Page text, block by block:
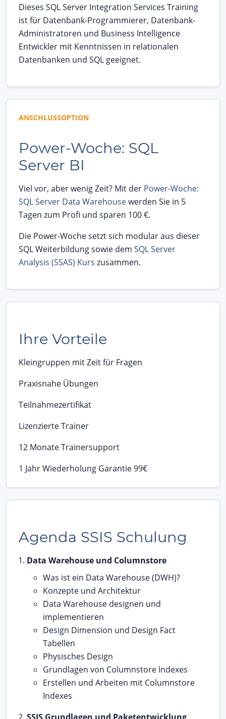
Dieses SQL Server Integration Services Training
ist für Datenbank-Programmierer, Datenbank-
Administratoren und Business Intelligence
Entwickler mit Kenntnissen in relationalen
Datenbanken und SQL geeignet.
ANSCHLUSSOPTION
Power-Woche: SQL
Server BI
Viel vor, aber wenig Zeit? Mit der Power-Woche:
SQL Server Data Warehousewerden Sie in 5
Tagen zum Profi und sparen 100 €.
Die Power-Woche setzt sich modular aus dieser
SQL Weiterbildung sowie dem SQL Server
Analysis (SSAS) Kurs zusammen.
Ihre Vorteile
Kleingruppen mit Zeit für Fragen
Praxisnahe Übungen
Teilnahmezertifikat
Lizenzierte Trainer
12 Monate Trainersupport
1 Jahr Wiederholung Garantie 99€
Agenda SSIS Schulung
Data Warehouse und Columnstore
Was ist ein Data Warehouse (DWH)?
Konzepte und Architektur
Data Warehouse designen und
implementieren
Design Dimension und Design Fact
Tabellen
Physisches Design
Grundlagen von Columnstore Indexes
Erstellen und Arbeiten mit Columnstore
Indexes